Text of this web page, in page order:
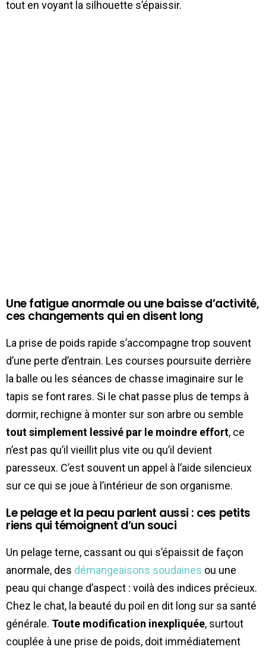
tout en voyant la silhouette s’épaissir.
Une fatigue anormale ou une baisse d’activité,
ces changements qui en disent long
La prise de poids rapide s’accompagne trop souvent
d’une perte d’entrain. Les courses poursuite derrière
la balle ou les séances de chasse imaginaire sur le
tapis se font rares. Si le chat passe plus de temps à
dormir, rechigne à monter sur son arbre ou semble
tout simplement lessivé par le moindre effort, ce
n’est pas qu’il vieillit plus vite ou qu’il devient
paresseux. C’est souvent un appel à l’aide silencieux
sur ce qui se joue à l’intérieur de son organisme.
Le pelage et la peau parlent aussi : ces petits
riens qui témoignent d’un souci
Un pelage terne, cassant ou qui s’épaissit de façon
anormale, des démangeaisons soudaines ou une
peau qui change d’aspect : voilà des indices précieux.
Chez le chat, la beauté du poil en dit long sur sa santé
générale. Toute modification inexpliquée, surtout
couplée à une prise de poids, doit immédiatement